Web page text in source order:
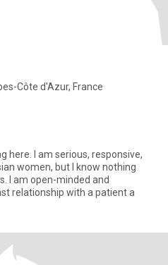
Côte d'Azur, France
here. I am serious, responsive,
women, but I know nothing
I am open-minded and
relationship with a patient a